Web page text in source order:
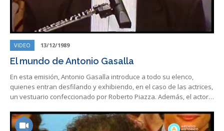
VIDEO 13/12/1989
El mundo de Antonio Gasalla
En esta emisión, Antonio Gasalla introduce a todo su elenco,
quienes entran desfilando y exhibiendo, en el caso de las actrices,
un vestuario confeccionado por Roberto Piazza. Además, el actor…